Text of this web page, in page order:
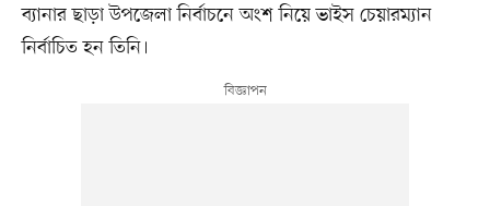
ব্যানার ছাড়া উপজেলা নির্বাচনে অংশ নিয়ে ভাইস চেয়ারম্যান
নির্বাচিত হন তিনি।